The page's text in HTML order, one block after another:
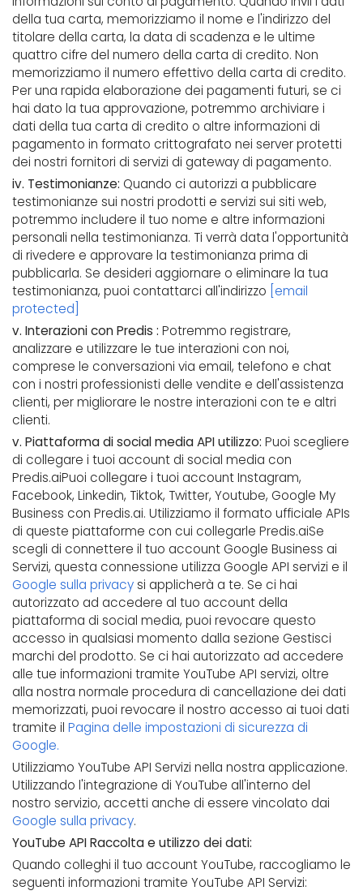
della tua carta, memorizziamo il nome e l'indirizzo del
titolare della carta, la data di scadenza e le ultime
quattro cifre del numero della carta di credito. Non
memorizziamo il numero effettivo della carta di credito.
Per una rapida elaborazione dei pagamenti futuri, se ci
hai dato la tua approvazione, potremmo archiviare i
dati della tua carta di credito o altre informazioni di
pagamento in formato crittografato nei server protetti
dei nostri fornitori di servizi di gateway di pagamento.
iv. Testimonianze: Quando ci autorizzi a pubblicare
testimonianze sui nostri prodotti e servizi sui siti web,
potremmo includere il tuo nome e altre informazioni
personali nella testimonianza. Ti verrà data l'opportunità
di rivedere e approvare la testimonianza prima di
pubblicarla. Se desideri aggiornare o eliminare la tua
testimonianza, puoi contattarci all'indirizzo [email
protected]
v. Interazioni con Predis : Potremmo registrare,
analizzare e utilizzare le tue interazioni con noi,
comprese le conversazioni via email, telefono e chat
con i nostri professionisti delle vendite e dell'assistenza
clienti, per migliorare le nostre interazioni con te e altri
clienti.
v. Piattaforma di social media API utilizzo: Puoi scegliere
di collegare i tuoi account di social media con
Predis.aiPuoi collegare i tuoi account Instagram,
Facebook, Linkedin, Tiktok, Twitter, Youtube, Google My
Business con Predis.ai. Utilizziamo il formato ufficiale APIs
di queste piattaforme con cui collegarle Predis.aiSe
scegli di connettere il tuo account Google Business ai
Servizi, questa connessione utilizza Google API servizi e il
Google sulla privacysi applicherà a te. Se ci hai
autorizzato ad accedere al tuo account della
piattaforma di social media, puoi revocare questo
accesso in qualsiasi momento dalla sezione Gestisci
marchi del prodotto. Se ci hai autorizzato ad accedere
alle tue informazioni tramite YouTube API servizi, oltre
alla nostra normale procedura di cancellazione dei dati
memorizzati, puoi revocare il nostro accesso ai tuoi dati
tramite il Pagina delle impostazioni di sicurezza di
Google.
Utilizziamo YouTube API Servizi nella nostra applicazione.
Utilizzando l'integrazione di YouTube all'interno del
nostro servizio, accetti anche di essere vincolato dai
Google sulla privacy.
YouTube API Raccolta e utilizzo dei dati:
Quando colleghi il tuo account YouTube, raccogliamo le
seguenti informazioni tramite YouTube API Servizi: